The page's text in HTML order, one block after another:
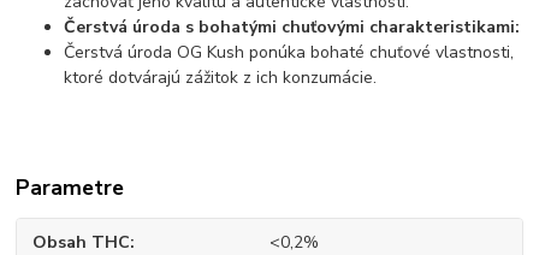
Čerstvá úroda s bohatými chuťovými charakteristikami:
Čerstvá úroda OG Kush ponúka bohaté chuťové vlastnosti,
ktoré dotvárajú zážitok z ich konzumácie.
Parametre
Obsah THC <0,2%